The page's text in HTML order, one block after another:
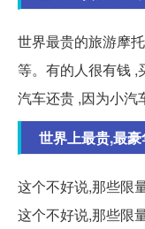
世界最贵的旅游摩
等。有的人很有钱 ,
汽车还贵 ,因为小汽
世界上最贵,最
这个不好说,那些限
这个不好说,那些限